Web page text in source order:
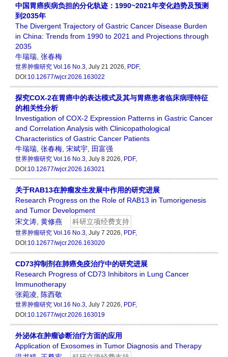
中国胃癌疾病负担的分化轨迹：1990~2021年变化趋势及预测
到2035年
The Divergent Trajectory of Gastric Cancer Disease Burden
in China: Trends from 1990 to 2021 and Projections through
2035
牛瑞瑞 张春梅
世界肿瘤研究 Vol.16 No.3, July 21 2026, PDF,
DOI:10.12677/wjcr.2026.163022
探究COX-2在胃癌中的表达模式及其与胃癌患者临床病理特征
的相关性分析
Investigation of COX-2 Expression Patterns in Gastric Cancer
and Correlation Analysis with Clinicopathological
Characteristics of Gastric Cancer Patients
牛瑞瑞 张春梅 宋斌宇 田富强
世界肿瘤研究 Vol.16 No.3, July 8 2026, PDF,
DOI:10.12677/wjcr.2026.163021
关于RAB13在肿瘤发生发展中作用的研究进展
Research Progress on the Role of RAB13 in Tumorigenesis
and Tumor Development
宋文涛 黄修燕 科研立项经费支持
世界肿瘤研究 Vol.16 No.3, July 7 2026, PDF,
DOI:10.12677/wjcr.2026.163020
CD73抑制剂在肺癌免疫治疗中的研究进展
Research Progress of CD73 Inhibitors in Lung Cancer
Immunotherapy
张菀凌
陈西敬
世界肿瘤研究 Vol.16 No.3, July 7 2026, PDF,
DOI:10.12677/wjcr.2026.163019
外泌体在肿瘤诊断治疗方面的应用
Application of Exosomes in Tumor Diagnosis and Therapy